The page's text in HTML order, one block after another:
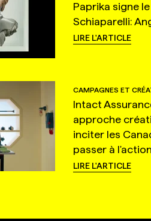
Paprika signe
Schiaparelli:
LIRE L'ARTICLE
CAMPAGNES ET
Intact
approche
inciter les
passer à l'action
LIRE L'ARTICLE